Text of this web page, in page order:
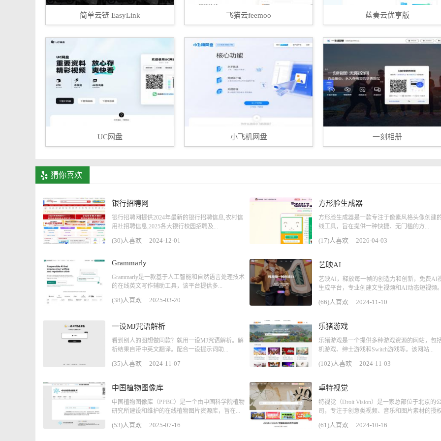
简单云链 EasyLink 飞猫云feemoo 蓝奏云优享版
UC网盘 小飞机网盘 一刻相册
猜你喜欢
银行招聘网
银行招聘网提供2024年最新的银行招聘信息,农村信
用社招聘信息,2025各大银行校园招聘及...
(30)人喜欢 2024-12-01
方形脸生成器
方形脸生成器是一款专注于像素风格头像创建
线工具，旨在提供一种快捷、无门槛的方...
(17)人喜欢 2026-04-03
Grammarly
Grammarly是一款基于人工智能和自然语言处理技术
的在线英文写作辅助工具，该平台提供多...
(38)人喜欢 2025-03-20
艺映AI
艺映AI，释放每一帧的创造力和创新，免费AI
生成平台，专业创建文生视频和AI动态短视频
(66)人喜欢 2024-11-10
一设MJ咒语解析
看到别人的图想做同款？就用一设MJ咒语解析。解
析结果自带中英文翻译。配合一设提示词助...
(35)人喜欢 2024-11-07
乐猪游戏
乐猪游戏是一个提供多种游戏资源的网站，包
机游戏、绅士游戏和Switch游戏等。该网站...
(102)人喜欢 2024-11-03
中国植物图像库
中国植物图像库（PPBC）是一个由中国科学院植物
研究所建设和维护的在线植物图片资源库，旨在...
(53)人喜欢 2025-07-16
卓特视觉
特视觉（Droit Vision）是一家总部位于北京的
司，专注于创意类视频、音乐和图片素材的授
(61)人喜欢 2024-10-16